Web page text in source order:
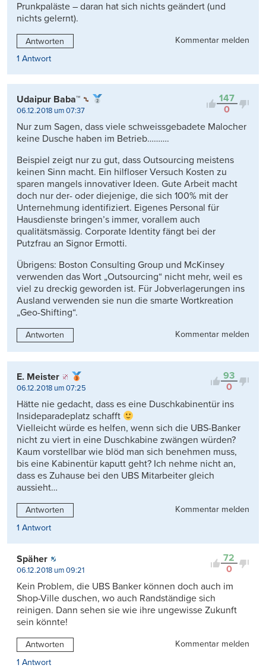
Prunkpaläste – daran hat sich nichts geändert (und
nichts gelernt).
Antworten
Kommentar melden
1 Antwort
147
0
Udaipur Baba™
06.12.2018 um 07:37
Nur zum Sagen, dass viele schweissgebadete Malocher
keine Dusche haben im Betrieb……….
Beispiel zeigt nur zu gut, dass Outsourcing meistens
keinen Sinn macht. Ein hilfloser Versuch Kosten zu
sparen mangels innovativer Ideen. Gute Arbeit macht
doch nur der- oder diejenige, die sich 100% mit der
Unternehmung identifiziert. Eigenes Personal für
Hausdienste bringen’s immer, vorallem auch
qualitätsmässig. Corporate Identity fängt bei der
Putzfrau an Signor Ermotti.
Übrigens: Boston Consulting Group und McKinsey
verwenden das Wort „Outsourcing“ nicht mehr, weil es
viel zu dreckig geworden ist. Für Jobverlagerungen ins
Ausland verwenden sie nun die smarte Wortkreation
„Geo-Shifting“.
Antworten Kommentar melden
93
0
E. Meister
06.12.2018 um 07:25
Hätte nie gedacht, dass es eine Duschkabinentür ins
Insideparadeplatz schafft
Vielleicht würde es helfen, wenn sich die UBS-Banker
nicht zu viert in eine Duschkabine zwängen würden?
Kaum vorstellbar wie blöd man sich benehmen muss,
bis eine Kabinentür kaputt geht? Ich nehme nicht an,
dass es Zuhause bei den UBS Mitarbeiter gleich
aussieht…
Antworten
Kommentar melden
1 Antwort
72
0
Späher
06.12.2018 um 09:21
Kein Problem, die UBS Banker können doch auch im
Shop-Ville duschen, wo auch Randständige sich
reinigen. Dann sehen sie wie ihre ungewisse Zukunft
sein könnte!
Antworten
Kommentar melden
1 Antwort